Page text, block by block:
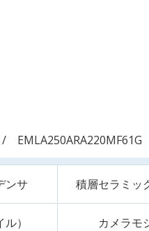
EMLA250ARA220MF61G
ンサ 積層セラミッ
） カメラモ